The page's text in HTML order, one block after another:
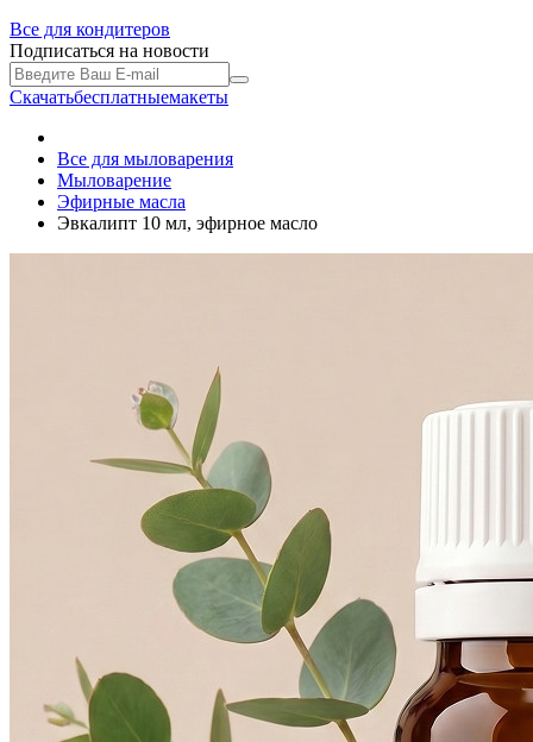
Все для кондитеров
Подписаться на новости
Скачатьбесплатныемакеты
Все для мыловарения
Мыловарение
Эфирные масла
Эвкалипт 10 мл, эфирное масло